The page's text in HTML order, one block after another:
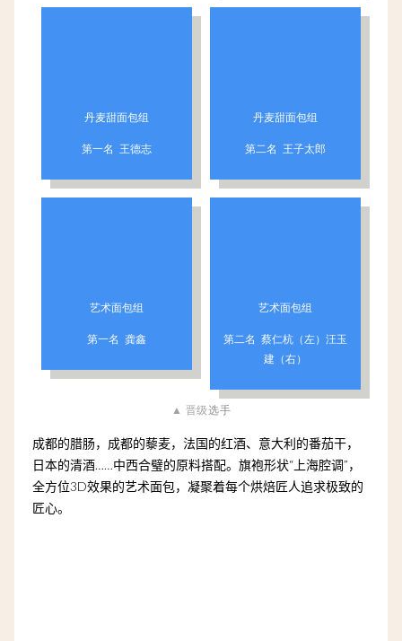
丹麦甜面包组
第一名 王德志
丹麦甜面包组
第二名 王子太郎
艺术面包组
第一名 龚鑫
艺术面包组
第二名 蔡仁杭（左）汪玉
建（右）
▲ 晋级选手
成都的腊肠，成都的藜麦，法国的红酒、意大利的番茄干，
日本的清酒……中西合璧的原料搭配。旗袍形状“上海腔调”，
全方位3D效果的艺术面包，凝聚着每个烘焙匠人追求极致的
匠心。